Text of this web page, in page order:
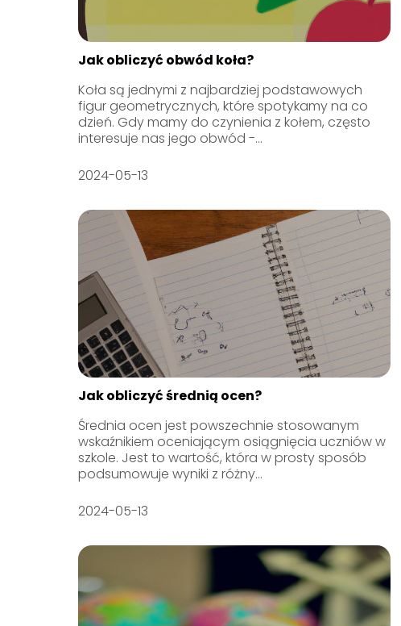
Jak obliczyć obwód koła?
Koła są jednymi z najbardziej podstawowych
figur geometrycznych, które spotykamy na co
dzień. Gdy mamy do czynienia z kołem, często
interesuje nas jego obwód -...
2024-05-13
Jak obliczyć średnią ocen?
Średnia ocen jest powszechnie stosowanym
wskaźnikiem oceniającym osiągnięcia uczniów w
szkole. Jest to wartość, która w prosty sposób
podsumowuje wyniki z różny...
2024-05-13